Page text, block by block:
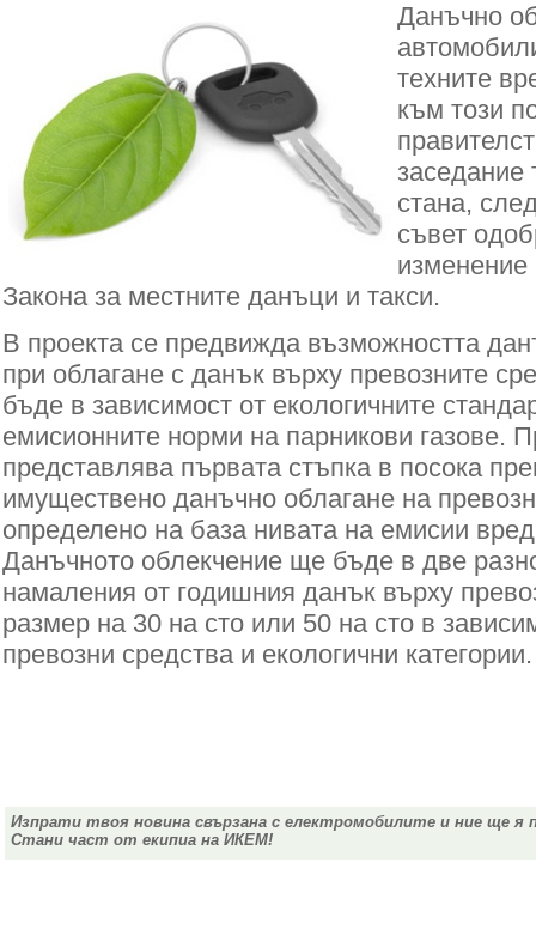
Данъчно
техните
към този
заседание
стана,
съвет
Закона за местните данъци и такси.
В проекта се предвижда възможността
при облагане с данък върху превозните
бъде в зависимост от екологичните
емисионните норми на парникови газове.
представлява първата стъпка в посока
имуществено данъчно облагане на
определено на база нивата на емисии
Данъчното облекчение ще бъде в две
намаления от годишния данък върху
размер на 30 на сто или 50 на сто в
превозни средства и екологични категории.
Изпрати твоя новина свързана с електромобилите и ние ще я
Стани част от екипиа на ИКЕМ!